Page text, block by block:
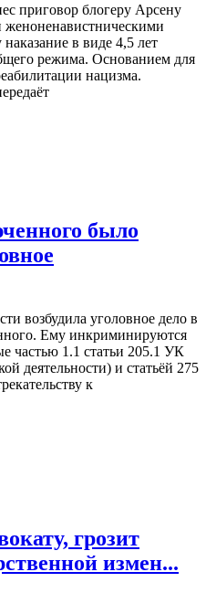
приговор блогеру Арсену
женоненавистническими
в виде 4,5 лет
режима. Основанием для
нацизма.
было
возбудила уголовное дело в
Ему инкриминируются
частью 1.1 статьи 205.1 УК
деятельности) и статьёй 275
к
грозит
измен...